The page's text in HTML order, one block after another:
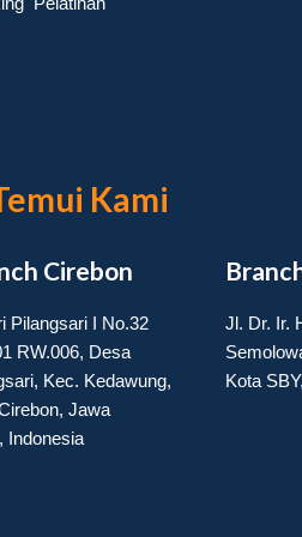
Kami
Cirebon
Pilangsari I No.32
RW.006, Desa
Kec. Kedawung,
Jawa
Indonesia
Jl. Dr. Ir.
Kota